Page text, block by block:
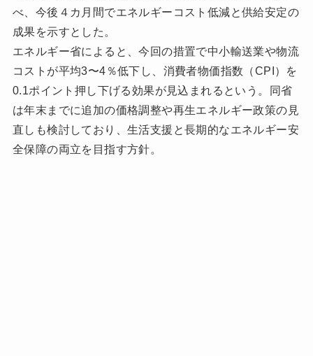
べ、今後４カ月間でエネルギーコスト低減と供給安定の
成果を示すとした。
エネルギー省によると、今回の措置で中小輸送業や物流
コストが平均3〜4％低下し、消費者物価指数（CPI）を
0.1ポイント押し下げる効果が見込まれるという。同省
は年末までに追加の価格調整や再生エネルギー政策の見
直しも検討しており、生活支援と長期的なエネルギー安
全保障の両立を目指す方針。